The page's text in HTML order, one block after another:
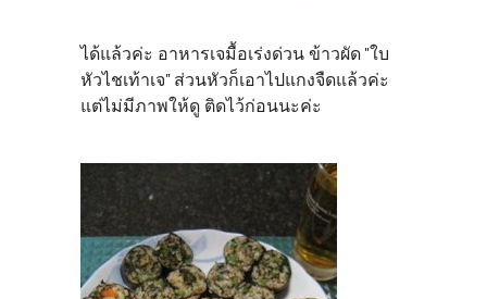
ได้แล้วค่ะ อาหารเจมื้อเร่งด่วน ข้าวผัด "ใบ
หัวไชเท้าเจ" ส่วนหัวก็เอาไปแกงจืดแล้วค่ะ
แต่ไม่มีภาพให้ดู ติดไว้ก่อนนะค่ะ